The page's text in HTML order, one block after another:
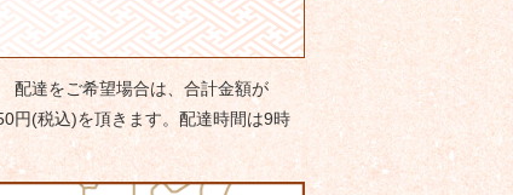
配達をご希望場合は、合計金額が
円(税込)を頂きます。配達時間は9時